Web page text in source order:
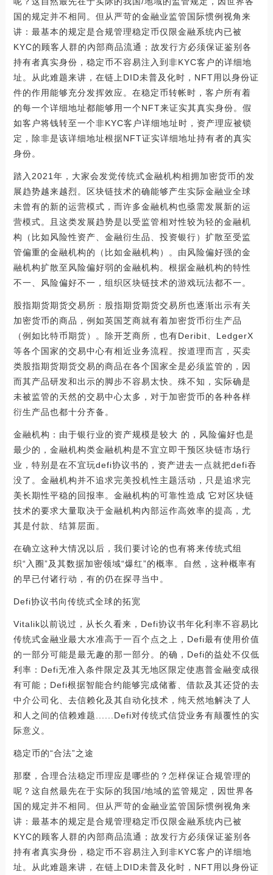
国的规定并不相同。但从严苛的金融业监管国际惯例视角来
讲：最基本的规定是合规管理稳定币仅限金融系统内已被
KYC的顾客人群的內部商品流通；故发行方必须保证鉴别各
持有者真实身份，稳定币不容易注入到非KYC客户的详细地
址。从此难题来讲，在链上DID未普及化时，NFT用以身份证
件的作用能够充分发挥效应。在稳定币转帐时，客户所有着
的每一个详细地址都能够用一个NFT来证实其真实身份。假
如客户将钱转至一个非KYC客户详细地址时，资产理应被锁
定，除非是该详细地址根据NFT证实详细地址持有者的真实
身份。
踏入2021年，大家会发觉传统式金融机构相拥加密货币的发
展趋势越来越烈。区块链技术的确能够产生实际金融业全球
未曾有的新的运营模式，而许多金融机构也亟需发展新的运
营模式。且这类发展趋势是以受监管相对性较为轻的金融机
构（比如风险性资产、金融衍生品、投资银行）扩散至受监
管偏重的金融机构的（比如金融机构）。由风险偏好强的金
融机构扩散至风险偏好弱的金融机构。根据金融机构的特性
不一、风险偏好不一，组织区块链技术的游戏玩法都不一。
股指期货期货交易所：股指期货期货交易所也逐渐出示有关
加密货币的商品，例如英国芝商就有着加密货币衍生产品
（例如比特币期货）。除开芝商所，也有Deribit、LedgerX
等各个国家的交易中心有相近业务流程。按道理而言，买卖
类股指期货期货交易的商品在各个国家全是必须监管的，因
而其产品研发和出示的脚步不容易太快。殊不知，实际确是
未被监管的天然的交易中心太多，对于加密货币的各种各样
衍生产品也都十分齐备。
金融机构：由于银行业的资产规模是较大 的，风险偏好也是
最少的，金融机构类金融机构是不宜立即干预区块链市场行
业，特别是在不宜玩defi协议书的，资产进去一点就把defi吞
没了。金融机构并不追求完美投机性主题活动，只是追求完
美长期性平稳的回报率。金融机构的可靠性造成 它对区块链
技术的要求大量取决于金融机构內部运作高效率的提高，尤
其是付款、结算层面。
在确立这种大情况以后，我们要讨论的也有将来传统式组
织“入圈”及其数据加密领域“爆红”的概率。自然，这种概率有
的早已付诸行动，有的仍在探寻当中。
Defi协议书向传统式全球的拓宽
Vitalik以前说过，从长久看来，Defi协议书年化利率不容易比
传统式金融业最大水准高于一百个点之上，Defi最有使用价值
的一部分可能是最无趣的那一部分。的确，Defi的益处不仅低
利率：Defi无准入条件限定及其无地区限定使惠普金融变成很
有可能；Defi根据智能合约能够完成储蓄、借款及其还贷的去
中介公司化、去信赖化及其自动化技术，纯天然地解决了人
和人之间的信赖难题......Defi对传统式信贷业务有颠覆性的实
际意义。
稳定币的“合法”之途
那麼，合理合法稳定币理应是哪些的？怎样保证合规管理的
呢？这自然最先在于实际的我国/地域的监管规定，因世界各
国的规定并不相同。但从严苛的金融业监管国际惯例视角来
讲：最基本的规定是合规管理稳定币仅限金融系统内已被
KYC的顾客人群的內部商品流通；故发行方必须保证鉴别各
持有者真实身份，稳定币不容易注入到非KYC客户的详细地
址。从此难题来讲，在链上DID未普及化时，NFT用以身份证